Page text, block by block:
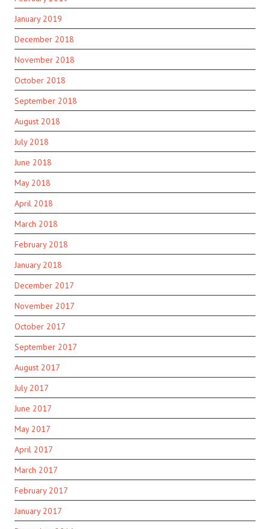
January 2019
December 2018
November 2018
October 2018
September 2018
August 2018
July 2018
June 2018
May 2018
April 2018
March 2018
February 2018
January 2018
December 2017
November 2017
October 2017
September 2017
August 2017
July 2017
June 2017
May 2017
April 2017
March 2017
February 2017
January 2017